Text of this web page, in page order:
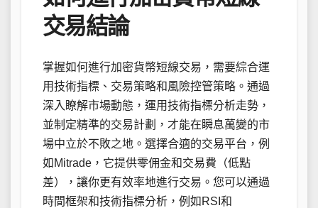
交易結論
掌握如何進行加密貨幣短線交易，需要綜合運
用技術指標、交易策略和風險控管策略。通過
深入瞭解市場動態，運用技術指標分析走勢，
並制定精準的交易計劃，才能在瞬息萬變的市
場中立於不敗之地。選擇合適的交易平台，例
如Mitrade，它提供零佣金和交易費（低點
差），讓你更有效率地進行交易。您可以通過
時間框架和技術指標分析，例如RSI和